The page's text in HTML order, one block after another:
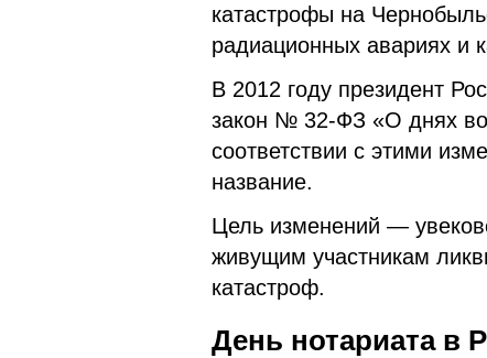
катастрофы на
радиационных авариях и
В 2012 году президент
закон № 32-ФЗ «О днях
соответствии с этими
название.
Цель изменений —
живущим участникам
катастроф.
День нотариата в